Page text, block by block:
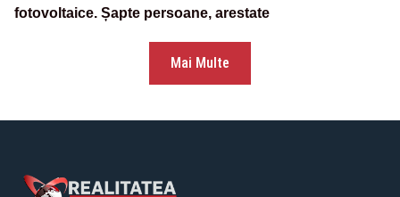
fotovoltaice. Șapte persoane, arestate
Mai Multe